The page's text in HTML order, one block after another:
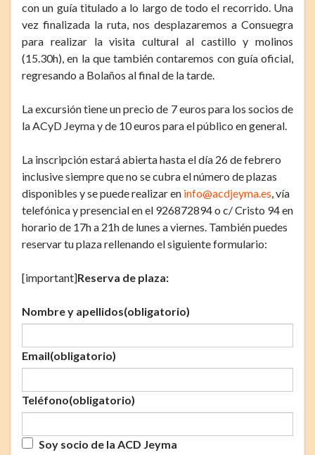
con un guía titulado a lo largo de todo el recorrido. Una
vez finalizada la ruta, nos desplazaremos a Consuegra
para realizar la visita cultural al castillo y molinos
(15.30h), en la que también contaremos con guía oficial,
regresando a Bolaños al final de la tarde.
La excursión tiene un precio de 7 euros para los socios de
la ACyD Jeyma y de 10 euros para el público en general.
La inscripción estará abierta hasta el día 26 de febrero
inclusive siempre que no se cubra el número de plazas
disponibles y se puede realizar en info@acdjeyma.es, vía
telefónica y presencial en el 926872894 o c/ Cristo 94 en
horario de 17h a 21h de lunes a viernes. También puedes
reservar tu plaza rellenando el siguiente formulario:
[important]Reserva de plaza:
Nombre y apellidos(obligatorio)
Email(obligatorio)
Teléfono(obligatorio)
Soy socio de la ACD Jeyma